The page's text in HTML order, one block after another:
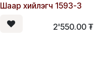
Шаар хийлэгч 1593-3
2'550.00₮